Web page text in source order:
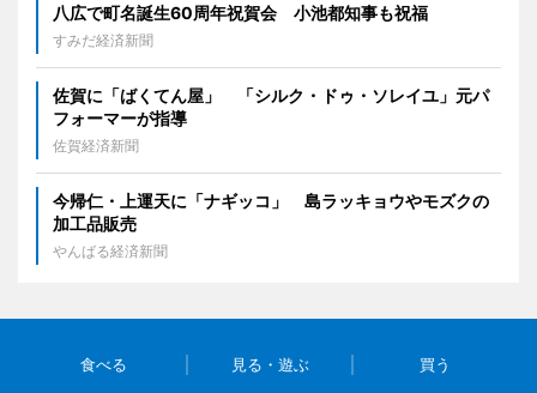
八広で町名誕生60周年祝賀会 小池都知事も祝福
すみだ経済新聞
佐賀に「ばくてん屋」 「シルク・ドゥ・ソレイユ」元パ
フォーマーが指導
佐賀経済新聞
今帰仁・上運天に「ナギッコ」 島ラッキョウやモズクの
加工品販売
やんばる経済新聞
食べる 見る・遊ぶ 買う